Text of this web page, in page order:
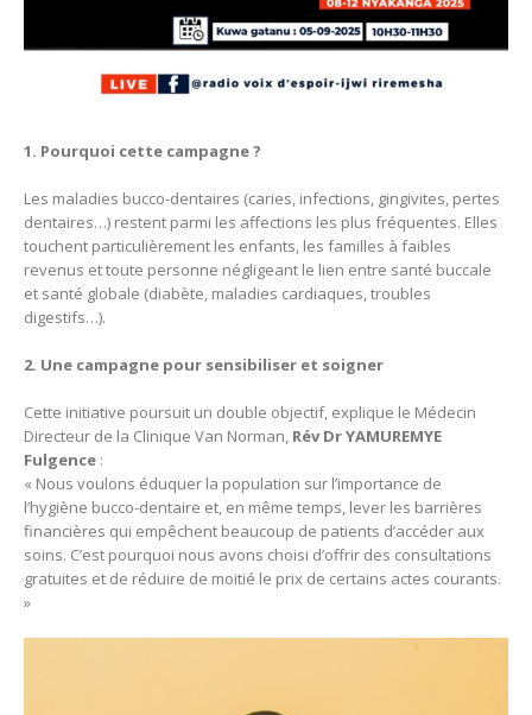
1. Pourquoi cette campagne ?
Les maladies bucco-dentaires (caries, infections, gingivites, pertes
dentaires…) restent parmi les affections les plus fréquentes. Elles
touchent particulièrement les enfants, les familles à faibles
revenus et toute personne négligeant le lien entre santé buccale
et santé globale (diabète, maladies cardiaques, troubles
digestifs…).
2. Une campagne pour sensibiliser et soigner
Cette initiative poursuit un double objectif, explique le Médecin
Directeur de la Clinique Van Norman, Rév Dr YAMUREMYE
Fulgence :
« Nous voulons éduquer la population sur l’importance de
l’hygiène bucco-dentaire et, en même temps, lever les barrières
financières qui empêchent beaucoup de patients d’accéder aux
soins. C’est pourquoi nous avons choisi d’offrir des consultations
gratuites et de réduire de moitié le prix de certains actes courants.
»